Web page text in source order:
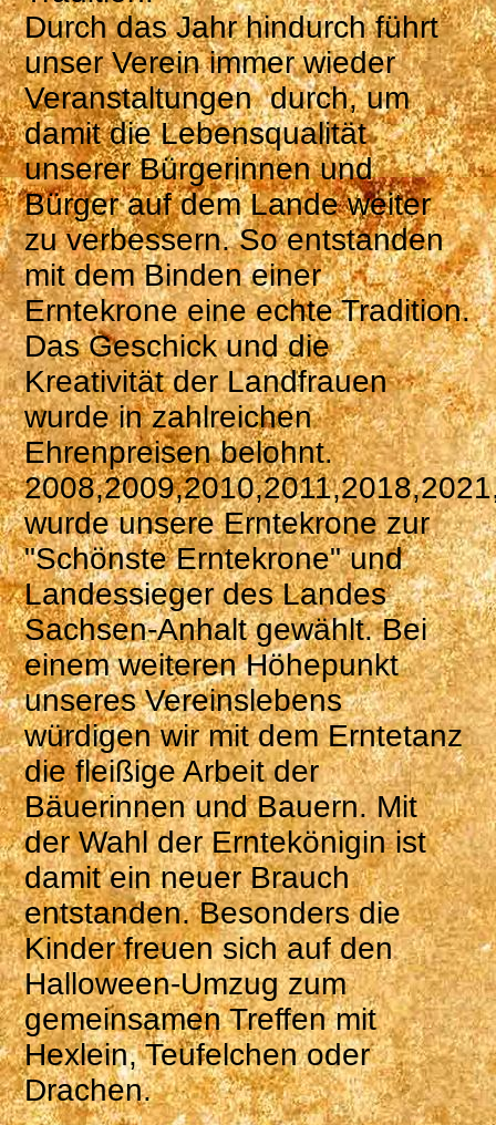
Durch das Jahr hindurch führt
unser Verein immer wieder
Veranstaltungen durch, um
damit die Lebensqualität
unserer Bürgerinnen und
Bürger auf dem Lande weiter
zu verbessern. So entstanden
mit dem Binden einer
Erntekrone eine echte Tradition.
Das Geschick und die
Kreativität der Landfrauen
wurde in zahlreichen
Ehrenpreisen belohnt.
wurde unsere Erntekrone zur
"Schönste Erntekrone" und
Landessieger des Landes
Sachsen-Anhalt gewählt. Bei
einem weiteren Höhepunkt
unseres Vereinslebens
würdigen wir mit dem Erntetanz
die fleißige Arbeit der
Bäuerinnen und Bauern. Mit
der Wahl der Erntekönigin ist
damit ein neuer Brauch
entstanden. Besonders die
Kinder freuen sich auf den
Halloween-Umzug zum
gemeinsamen Treffen mit
Hexlein, Teufelchen oder
Drachen.